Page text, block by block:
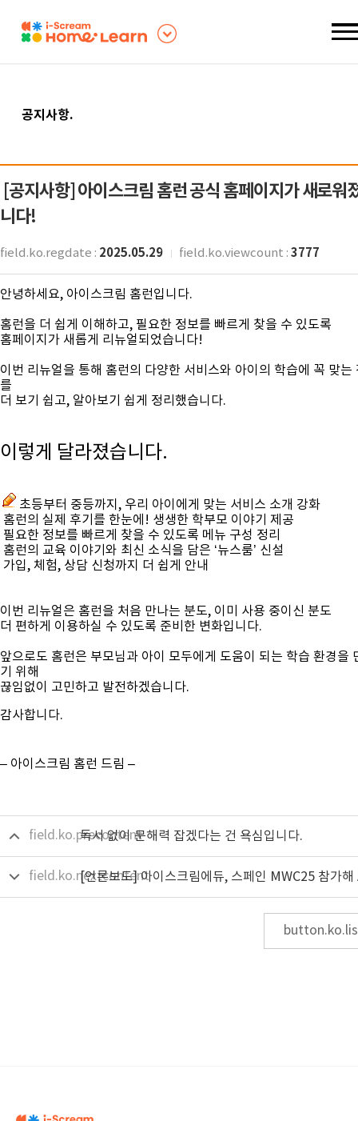
공지사항.
[공지사항] 아이스크림 홈런 공식 홈페이지가 새로워
니다!
field.ko.regdate : 2025.05.29 field.ko.viewcount : 3777
안녕하세요, 아이스크림 홈런입니다.
홈런을 더 쉽게 이해하고, 필요한 정보를 빠르게 찾을 수 있도록
홈페이지가 새롭게 리뉴얼되었습니다!
이번 리뉴얼을 통해 홈런의 다양한 서비스와 아이의 학습에 꼭 맞는
를
더 보기 쉽고, 알아보기 쉽게 정리했습니다.
이렇게 달라졌습니다.
초등부터 중등까지, 우리 아이에게 맞는 서비스 소개 강화
홈런의 실제 후기를 한눈에! 생생한 학부모 이야기 제공
필요한 정보를 빠르게 찾을 수 있도록 메뉴 구성 정리
홈런의 교육 이야기와 최신 소식을 담은 ‘뉴스룸’ 신설
가입, 체험, 상담 신청까지 더 쉽게 안내
이번 리뉴얼은 홈런을 처음 만나는 분도, 이미 사용 중이신 분도
더 편하게 이용하실 수 있도록 준비한 변화입니다.
앞으로도 홈런은 부모님과 아이 모두에게 도움이 되는 학습 환경을
기 위해
끊임없이 고민하고 발전하겠습니다.
감사합니다.
– 아이스크림 홈런 드림 –
field.ko.precontent
독서 없이 문해력 잡겠다는 건 욕심입니다.
field.ko.nextcontent